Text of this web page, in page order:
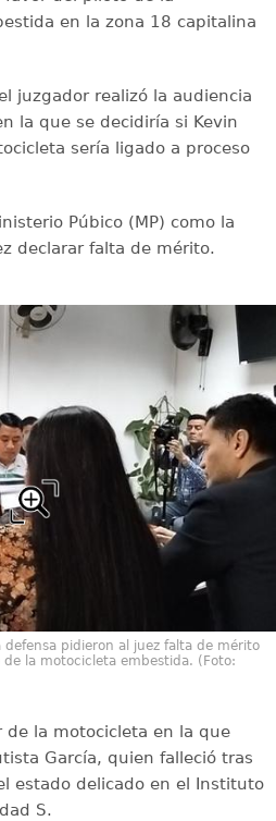
en la zona 18 capitalina
juzgador realizó la audiencia
la que se decidiría si Kevin
sería ligado a proceso
Púbico (MP) como la
declarar falta de mérito.
defensa pidieron al juez falta de mérito
de la motocicleta embestida. (Foto:
de la motocicleta en la que
García, quien falleció tras
estado delicado en el Instituto
S.